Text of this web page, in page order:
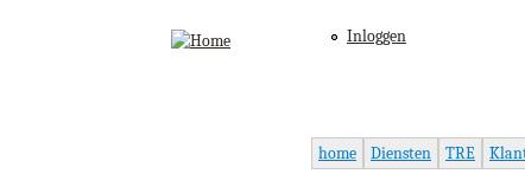
Inloggen
home Diensten TRE